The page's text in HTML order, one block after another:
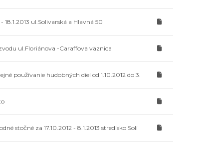
- 18.1.2013 ul.Solivarská a Hlavná 50
ul.Floriánova -Caraffova väznica
používanie hudobných diel od 1.10.2012 do 3.
stočné za 17.10.2012 - 8.1.2013 stredisko Soli